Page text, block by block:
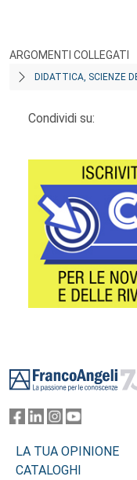
ARGOMENTI COLLEGATI
DIDATTICA, SCIENZE
Condividi su:
LA TUA OPINIONE
CATALOGHI